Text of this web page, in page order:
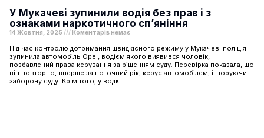
У Мукачеві зупинили водія без прав і з
ознаками наркотичного сп’яніння
14 Жовтня, 2025 Коментарів немає
Під час контролю дотримання швидкісного режиму у Мукачеві поліція
зупинила автомобіль Opel, водієм якого виявився чоловік,
позбавлений права керування за рішенням суду. Перевірка показала, що
він повторно, вперше за поточний рік, керує автомобілем, ігноруючи
заборону суду. Крім того, у водія